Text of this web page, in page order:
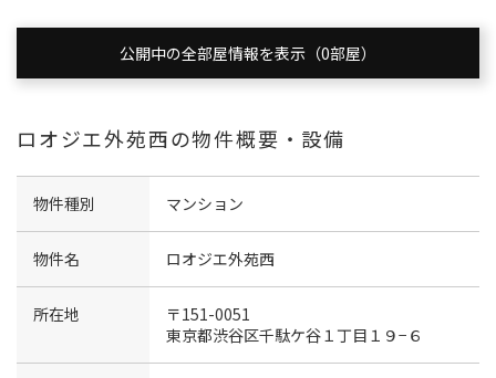
公開中の全部屋情報を表示（0部屋）
ロオジエ外苑西の物件概要・設備
物件種別 マンション
物件名 ロオジエ外苑西
所在地
〒151-0051
東京都渋谷区千駄ケ谷１丁目１９−６